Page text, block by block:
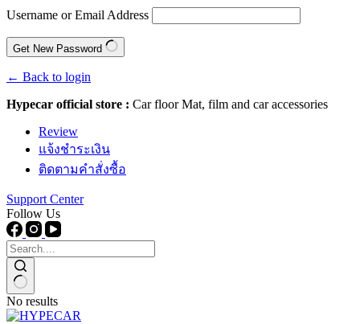
Username or Email Address
Get New Password
← Back to login
Hypecar official store : Car floor Mat, film and car accessories
Review
แจ้งชำระเงิน
ติดตามคำสั่งซื้อ
Support Center
Follow Us
No results